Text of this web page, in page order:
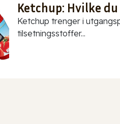
Ketchup: Hvilke
Ketchup trenger i
tilsetningsstoffer...